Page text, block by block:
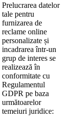
Prelucrarea datelor
tale pentru
furnizarea de
reclame online
personalizate și
incadrarea într-un
grup de interes se
realizează în
conformitate cu
Regulamentul
GDPR pe baza
următoarelor
temeiuri juridice: